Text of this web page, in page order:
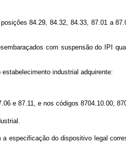
84.29, 84.32, 84.33, 87.01 a
com suspensão do IPI
industrial adquirente:
e 87.11, e nos códigos 8704.10.00,
especificação do dispositivo legal